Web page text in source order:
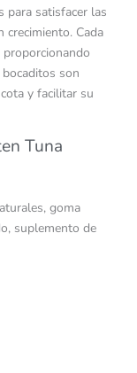
para satisfacer las
crecimiento. Cada
son
y facilitar su
Tuna
goma
suplemento de